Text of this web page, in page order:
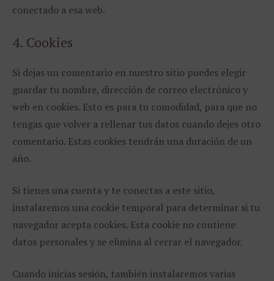
conectado a esa web.
4. Cookies
Si dejas un comentario en nuestro sitio puedes elegir
guardar tu nombre, dirección de correo electrónico y
web en cookies. Esto es para tu comodidad, para que no
tengas que volver a rellenar tus datos cuando dejes otro
comentario. Estas cookies tendrán una duración de un
año.
Si tienes una cuenta y te conectas a este sitio,
instalaremos una cookie temporal para determinar si tu
navegador acepta cookies. Esta cookie no contiene
datos personales y se elimina al cerrar el navegador.
Cuando inicias sesión, también instalaremos varias